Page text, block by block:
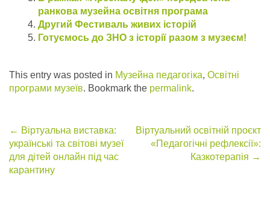
ранкова музейна освітня програма
Другий Фестиваль живих історій
Готуємось до ЗНО з історії разом з музеєм!
This entry was posted in Музейна педагогіка, Освітні
програми музеїв. Bookmark the permalink.
Post
navigation
← Віртуальна виставка:
українські та світові музеї
для дітей онлайн під час
карантину
Віртуальний освітній проєкт
«Педагогічні рефлексії»:
Казкотерапія →